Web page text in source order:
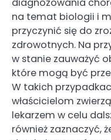
na temat biologii i
przyczynić się do
zdrowotnych. Na
w stanie zauważyć
które mogą być
W takich
właścicielom
lekarzem w celu
również zaznaczyć,